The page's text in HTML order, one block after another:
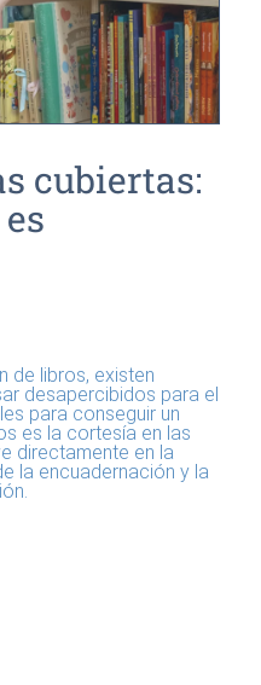
cubiertas:
de libros, existen
desapercibidos para el
para conseguir un
es la cortesía en las
directamente en la
la encuadernación y la